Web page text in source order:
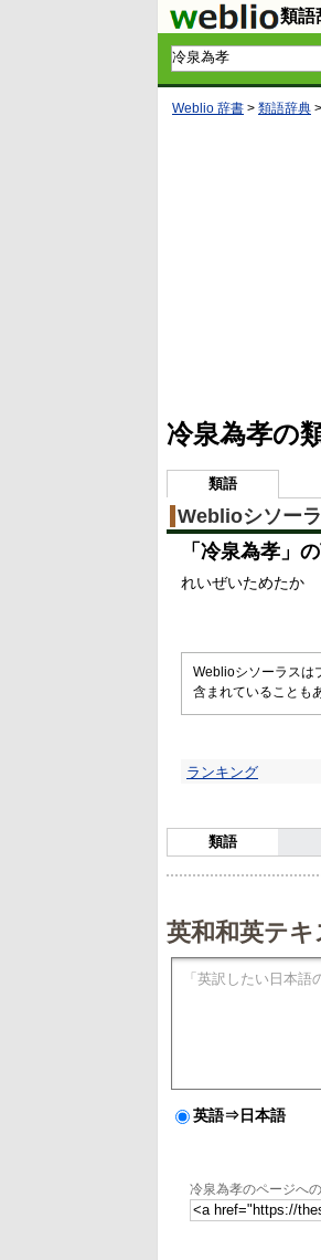
類語
Weblio 辞書 > 類語辞典 >
冷泉為孝の
類語
Weblioシソー
「 冷泉為孝 」
れいぜいためたか
Weblioシソーラスは
含まれていることも
ランキング
類語
英和和英テ
英語⇒日本語
冷泉為孝のページへ